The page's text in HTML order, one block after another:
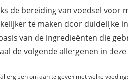
de bereiding van voedsel voor
te maken door duidelijke
van de ingredieënten die
de volgende allergenen in
om aan te geven met welke